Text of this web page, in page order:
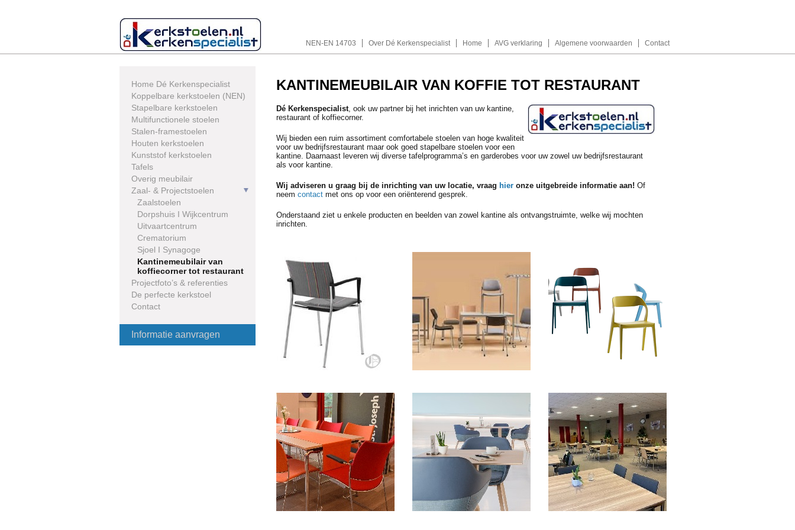
NEN-EN 14703 Over Dé Kerkenspecialist Home AVG verklaring Algemene voorwaarden Contact
Home Dé Kerkenspecialist
Koppelbare kerkstoelen (NEN)
Stapelbare kerkstoelen
Multifunctionele stoelen
Stalen-framestoelen
Houten kerkstoelen
Kunststof kerkstoelen
Tafels
Overig meubilair
Zaal- & Projectstoelen
Zaalstoelen
Dorpshuis I Wijkcentrum
Uitvaartcentrum
Crematorium
Sjoel I Synagoge
Kantinemeubilair van
koffiecorner tot restaurant
Projectfoto’s & referenties
De perfecte kerkstoel
Contact
Informatie aanvragen
KANTINEMEUBILAIR VAN KOFFIE TOT RESTAURANT
Dé Kerkenspecialist, ook uw partner bij het inrichten van uw kantine,
restaurant of koffiecorner.
Wij bieden een ruim assortiment comfortabele stoelen van hoge kwaliteit
voor uw bedrijfsrestaurant maar ook goed stapelbare stoelen voor een
kantine. Daarnaast leveren wij diverse tafelprogramma’s en garderobes voor uw zowel uw bedrijfsrestaurant
als voor kantine.
Wij adviseren u graag bij de inrichting van uw locatie, vraag hier onze uitgebreide informatie aan! Of
neem contact met ons op voor een oriënterend gesprek.
Onderstaand ziet u enkele producten en beelden van zowel kantine als ontvangstruimte, welke wij mochten
inrichten.